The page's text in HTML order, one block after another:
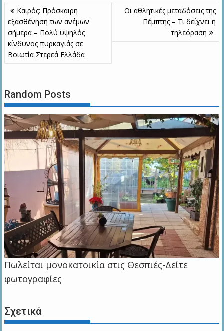
Πλοήγηση
άρθρων
Καιρός: Πρόσκαιρη
εξασθένηση των ανέμων
σήμερα – Πολύ υψηλός
κίνδυνος πυρκαγιάς σε
Boιωτία Στερεά Ελλάδα
Οι αθλητικές μεταδόσεις της
Πέμπτης – Τι δείχνει η
τηλεόραση
Random Posts
Πωλείται μονοκατοικία στις Θεσπιές-Δείτε
φωτογραφίες
Σχετικά